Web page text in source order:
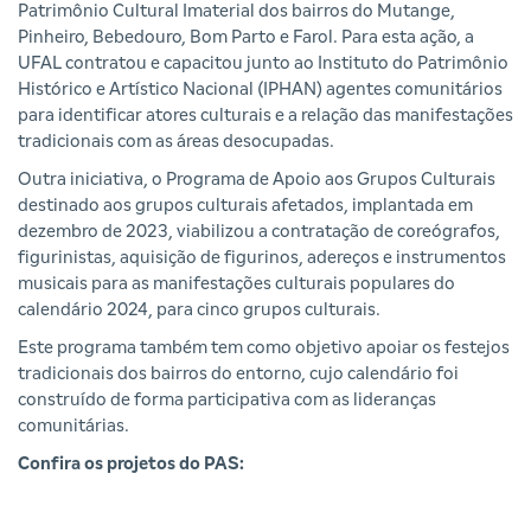
Patrimônio Cultural Imaterial dos bairros do Mutange,
Pinheiro, Bebedouro, Bom Parto e Farol. Para esta ação, a
UFAL contratou e capacitou junto ao Instituto do Patrimônio
Histórico e Artístico Nacional (IPHAN) agentes comunitários
para identificar atores culturais e a relação das manifestações
tradicionais com as áreas desocupadas.
Outra iniciativa, o Programa de Apoio aos Grupos Culturais
destinado aos grupos culturais afetados, implantada em
dezembro de 2023, viabilizou a contratação de coreógrafos,
figurinistas, aquisição de figurinos, adereços e instrumentos
musicais para as manifestações culturais populares do
calendário 2024, para cinco grupos culturais.
Este programa também tem como objetivo apoiar os festejos
tradicionais dos bairros do entorno, cujo calendário foi
construído de forma participativa com as lideranças
comunitárias.
Confira os projetos do PAS: